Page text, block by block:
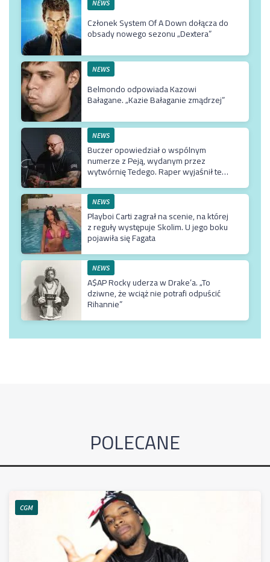
NEWS
Członek System Of A Down dołącza do
obsady nowego sezonu „Dextera”
NEWS
Belmondo odpowiada Kazowi
Bałagane. „Kazie Bałaganie zmądrzej”
NEWS
Buczer opowiedział o wspólnym
numerze z Peją, wydanym przez
wytwórnię Tedego. Raper wyjaśnił też
kanału Wielkie Joł
NEWS
Playboi Carti zagrał na scenie, na której
z reguły występuje Skolim. U jego boku
pojawiła się Fagata
NEWS
A$AP Rocky uderza w Drake’a. „To
dziwne, że wciąż nie potrafi odpuścić
Rihannie”
POLECANE
CGM